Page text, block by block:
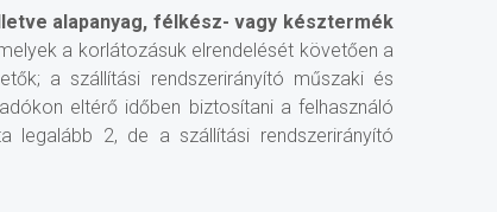
alapanyag, félkész- vagy késztermék
a korlátozásuk elrendelését követően a
a szállítási rendszerirányító műszaki és
eltérő időben biztosítani a felhasználó
legalább 2, de a szállítási rendszerirányító